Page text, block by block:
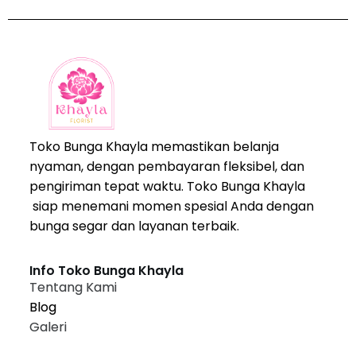
Toko Bunga Khayla memastikan belanja
nyaman, dengan pembayaran fleksibel, dan
pengiriman tepat waktu. Toko Bunga Khayla
siap menemani momen spesial Anda dengan
bunga segar dan layanan terbaik.
Info Toko Bunga Khayla
Tentang Kami
Blog
Galeri